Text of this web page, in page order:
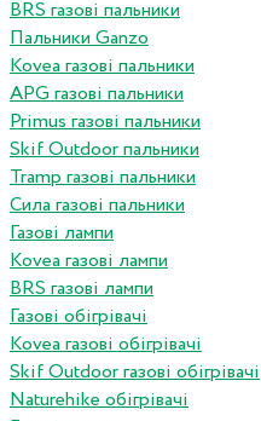
BRS газові пальники
Пальники Ganzo
Kovea газові пальники
APG газові пальники
Primus газові пальники
Skif Outdoor пальники
Tramp газові пальники
Сила газові пальники
Газові лампи
Kovea газові лампи
BRS газові лампи
Газові обігрівачі
Kovea газові обігрівачі
Skif Outdoor газові обігрівачі
Naturehike обігрівачі